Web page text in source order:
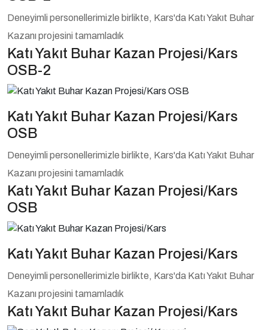
Deneyimli personellerimizle birlikte, Kars'da Katı Yakıt Buhar
Kazanı projesini tamamladık
Katı Yakıt Buhar Kazan Projesi/Kars
OSB-2
Katı Yakıt Buhar Kazan Projesi/Kars
OSB
Deneyimli personellerimizle birlikte, Kars'da Katı Yakıt Buhar
Kazanı projesini tamamladık
Katı Yakıt Buhar Kazan Projesi/Kars
OSB
Katı Yakıt Buhar Kazan Projesi/Kars
Deneyimli personellerimizle birlikte, Kars'da Katı Yakıt Buhar
Kazanı projesini tamamladık
Katı Yakıt Buhar Kazan Projesi/Kars